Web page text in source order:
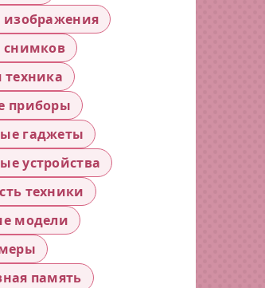
изображения
снимков
техника
приборы
гаджеты
устройства
техники
модели
память